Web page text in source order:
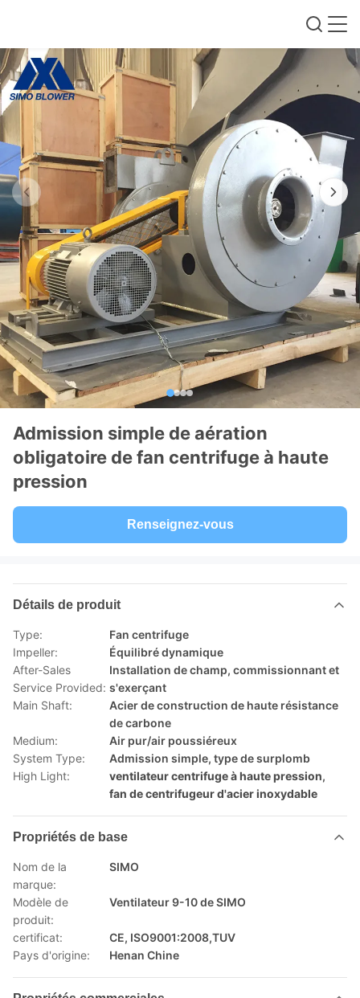
Admission simple de aération
obligatoire de fan centrifuge à haute
pression
Renseignez-vous
Détails de produit
Type:
Fan centrifuge
Impeller:
Équilibré dynamique
After-Sales
Service Provided:
Installation de champ, commissionnant et
s'exerçant
Main Shaft:
Acier de construction de haute résistance
de carbone
Medium:
Air pur/air poussiéreux
System Type:
Admission simple, type de surplomb
High Light:
ventilateur centrifuge à haute pression,
fan de centrifugeur d'acier inoxydable
Propriétés de base
Nom de la
marque:
SIMO
Modèle de
produit:
Ventilateur 9-10 de SIMO
certificat:
CE, ISO9001:2008,TUV
Pays d'origine:
Henan Chine